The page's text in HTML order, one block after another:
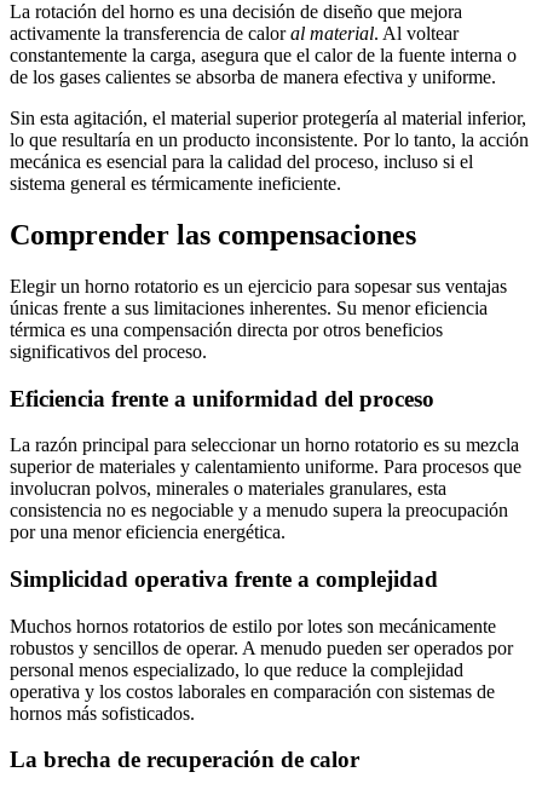
La rotación del horno es una decisión de diseño que mejora
activamente la transferencia de caloral material. Al voltear
constantemente la carga, asegura que el calor de la fuente interna o
de los gases calientes se absorba de manera efectiva y uniforme.
Sin esta agitación, el material superior protegería al material inferior,
lo que resultaría en un producto inconsistente. Por lo tanto, la acción
mecánica es esencial para la calidad del proceso, incluso si el
sistema general es térmicamente ineficiente.
Comprender las compensaciones
Elegir un horno rotatorio es un ejercicio para sopesar sus ventajas
únicas frente a sus limitaciones inherentes. Su menor eficiencia
térmica es una compensación directa por otros beneficios
significativos del proceso.
Eficiencia frente a uniformidad del proceso
La razón principal para seleccionar un horno rotatorio es su mezcla
superior de materiales y calentamiento uniforme. Para procesos que
involucran polvos, minerales o materiales granulares, esta
consistencia no es negociable y a menudo supera la preocupación
por una menor eficiencia energética.
Simplicidad operativa frente a complejidad
Muchos hornos rotatorios de estilo por lotes son mecánicamente
robustos y sencillos de operar. A menudo pueden ser operados por
personal menos especializado, lo que reduce la complejidad
operativa y los costos laborales en comparación con sistemas de
hornos más sofisticados.
La brecha de recuperación de calor